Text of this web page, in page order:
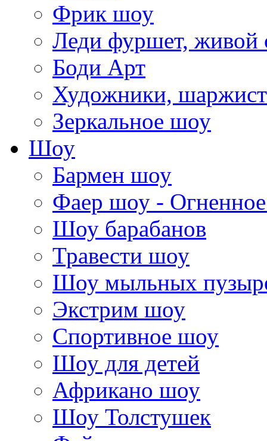
Фрик шоу
Леди фуршет, живой
Боди Арт
Художники,
Зеркальное шоу
Шоу
Бармен шоу
Фаер шоу -
Шоу барабанов
Травести шоу
Шоу мыльных
Экстрим шоу
Спортивное шоу
Шоу для детей
Африкано шоу
Шоу Толстушек